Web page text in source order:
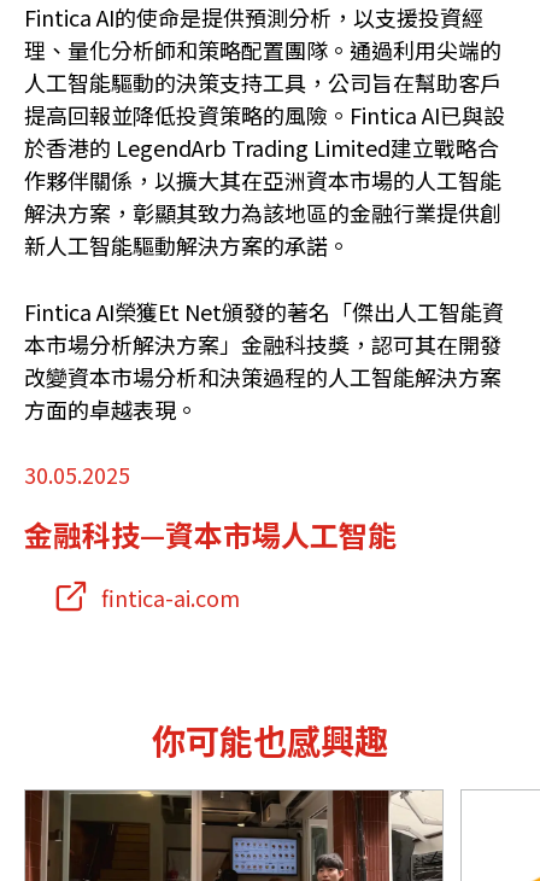
Fintica AI的使命是提供預測分析，以支援投資經
理、量化分析師和策略配置團隊。通過利用尖端的
人工智能驅動的決策支持工具，公司旨在幫助客戶
提高回報並降低投資策略的風險。Fintica AI已與設
於香港的 LegendArb Trading Limited建立戰略合
作夥伴關係，以擴大其在亞洲資本市場的人工智能
解決方案，彰顯其致力為該地區的金融行業提供創
新人工智能驅動解決方案的承諾。
Fintica AI榮獲Et Net頒發的著名「傑出人工智能資
本市場分析解決方案」金融科技獎，認可其在開發
改變資本市場分析和決策過程的人工智能解決方案
方面的卓越表現。
30.05.2025
金融科技—資本市場人工智能
fintica-ai.com
你可能也感興趣